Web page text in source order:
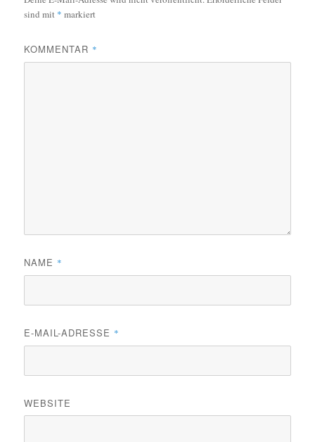
sind mit * markiert
KOMMENTAR *
NAME *
E-MAIL-ADRESSE *
WEBSITE